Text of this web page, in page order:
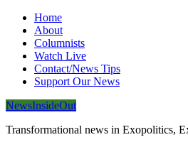
Home
About
Columnists
Watch Live
Contact/News Tips
Support Our News
NewsInsideOut
Transformational news in Exopolitics,